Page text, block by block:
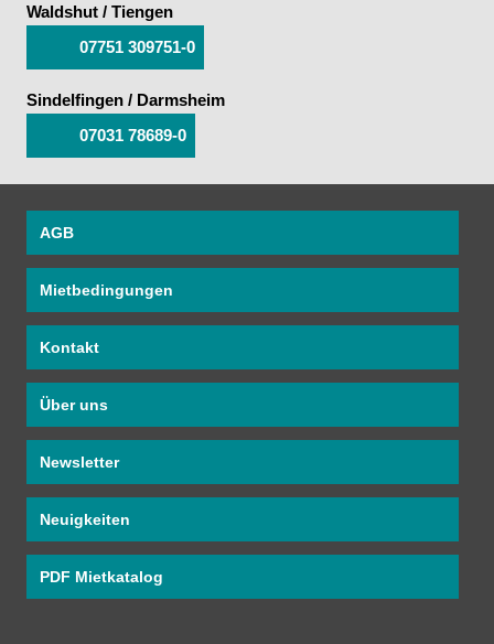
Waldshut / Tiengen
07751 309751-0
Sindelfingen / Darmsheim
07031 78689-0
AGB
Mietbedingungen
Kontakt
Über uns
Newsletter
Neuigkeiten
PDF Mietkatalog